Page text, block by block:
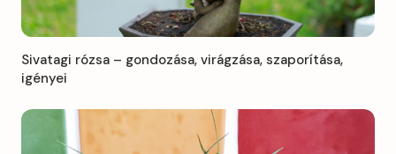
Sivatagi rózsa – gondozása, virágzása, szaporítása,
igényei